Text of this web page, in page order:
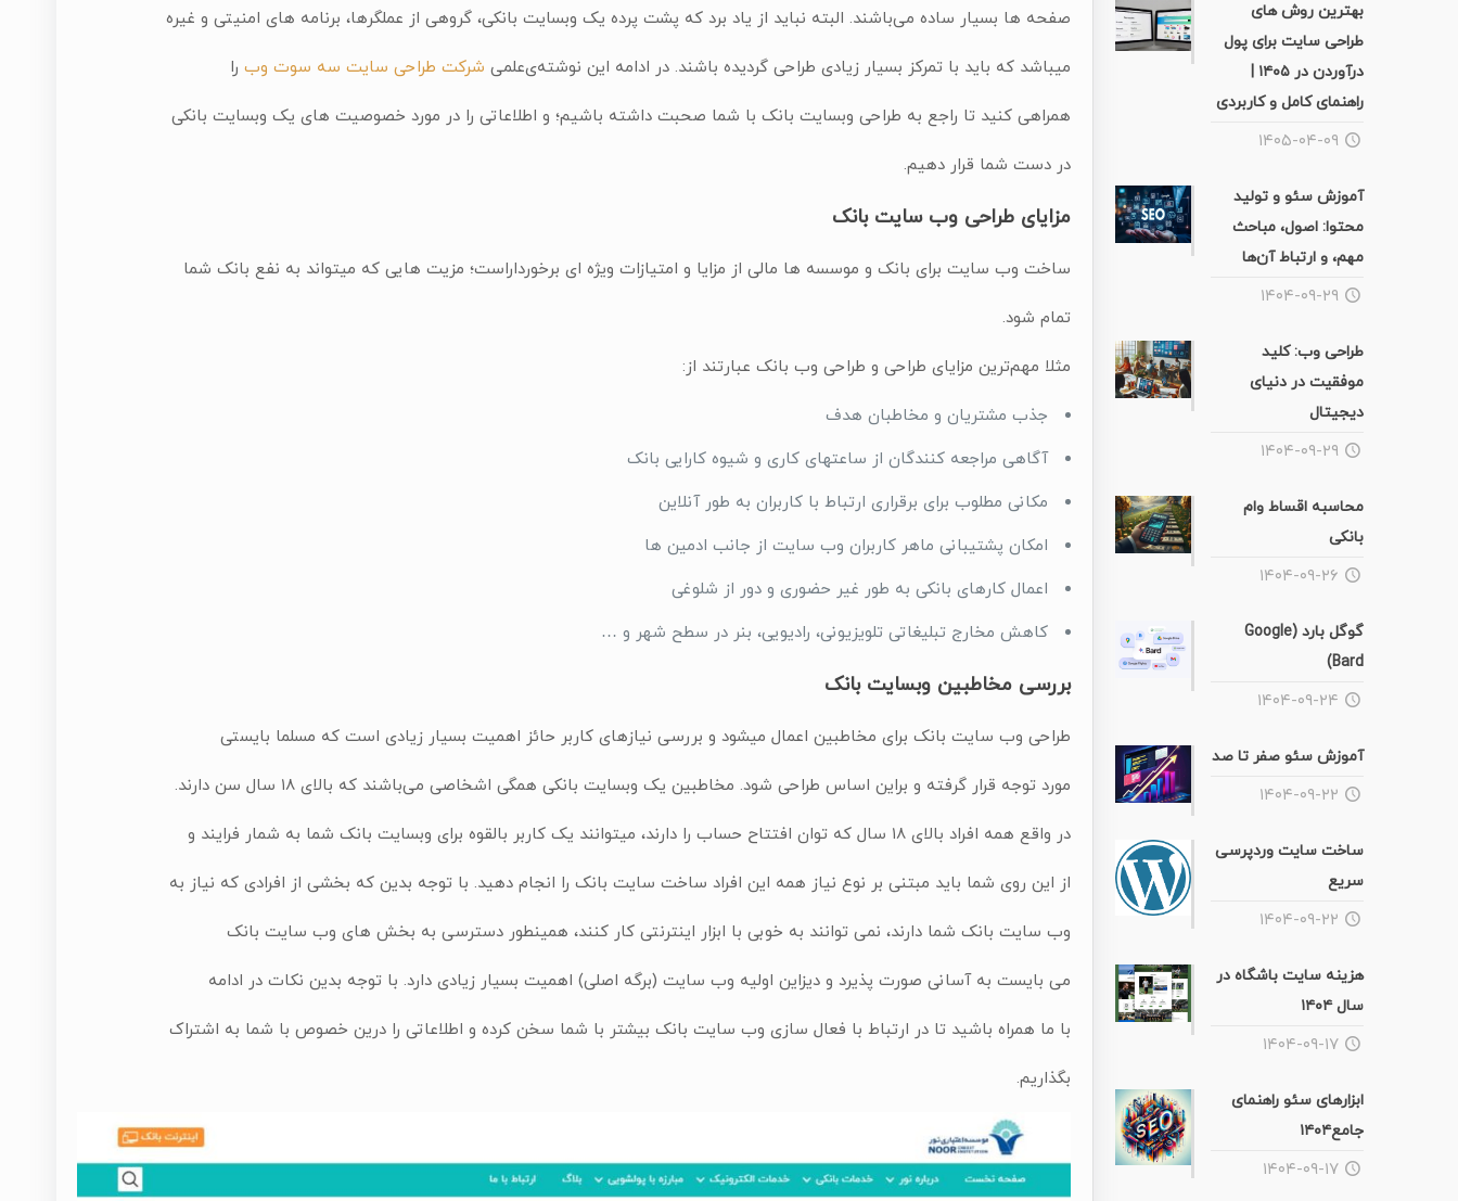
صفحه ها بسیار ساده می‌باشند. البته نباید از یاد برد که پشت پرده یک وبسایت بانکی، گروهی از عملگرها، برنامه های امنیتی و غیره
میباشد که باید با تمرکز بسیار زیادی طراحی گردیده باشند. در ادامه این نوشته‌ی‌علمی شرکت طراحی سایت سه سوت وبرا
همراهی کنید تا راجع به طراحی وبسایت بانک با شما صحبت داشته باشیم؛ و اطلاعاتی را در مورد خصوصیت های یک وبسایت بانکی
در دست شما قرار دهیم.
مزایای طراحی وب سایت بانک
ساخت وب سایت برای بانک و موسسه ها مالی از مزایا و امتیازات ویژه ای برخوردار‌است؛ مزیت هایی که میتواند به نفع بانک شما
تمام شود.
مثلا مهم‌ترین مزایای طراحی و طراحی وب بانک عبارتند از:
جذب مشتریان و مخاطبان هدف
آگاهی مراجعه کنندگان از ساعتهای کاری و شیوه کارایی بانک
مکانی مطلوب برای برقراری ارتباط با کاربران به طور آنلاین
امکان پشتیبانی ماهر کاربران وب سایت از جانب ادمین ها
اعمال کارهای بانکی به طور غیر حضوری و دور از شلوغی
کاهش مخارج تبلیغاتی تلویزیونی، رادیویی، بنر در سطح شهر و …
بررسی مخاطبین وبسایت بانک
طراحی وب سایت بانک برای مخاطبین اعمال میشود و بررسی نیازهای کاربر حائز اهمیت بسیار زیادی است که مسلما بایستی
مورد توجه قرار گرفته و براین اساس طراحی شود. مخاطبین یک وبسایت بانکی همگی اشخاصی می‌باشند که بالای ۱۸ سال سن دارند.
در واقع همه افراد بالای ۱۸ سال که توان افتتاح حساب را دارند، میتوانند یک کاربر بالقوه برای وبسایت بانک شما به شمار فرایند و
از این روی شما باید مبتنی بر نوع نیاز همه این افراد ساخت سایت بانک را انجام دهید. با توجه بدین که بخشی از افرادی که نیاز به
وب سایت بانک شما دارند، نمی توانند به خوبی با ابزار اینترنتی کار کنند، همینطور دسترسی به بخش های وب سایت بانک
می بایست به آسانی صورت پذیرد و دیزاین اولیه وب سایت (برگه اصلی) اهمیت بسیار زیادی دارد. با توجه بدین نکات در ادامه
با ما همراه باشید تا در ارتباط با فعال سازی وب سایت بانک بیشتر با شما سخن کرده و اطلاعاتی را درین خصوص با شما به اشتراک
بگذاریم.
بهترین روش های
طراحی سایت برای پول
درآوردن در ۱۴۰۵ |
راهنمای کامل و کاربردی
۱۴۰۵-۰۴-۰۹
آموزش سئو و تولید
محتوا: اصول، مباحث
مهم، و ارتباط آن‌ها
۱۴۰۴-۰۹-۲۹
طراحی وب: کلید
موفقیت در دنیای
دیجیتال
۱۴۰۴-۰۹-۲۹
محاسبه اقساط وام
بانکی
۱۴۰۴-۰۹-۲۶
گوگل بارد (Google
Bard)
۱۴۰۴-۰۹-۲۴
آموزش سئو صفر تا صد
۱۴۰۴-۰۹-۲۲
ساخت سایت وردپرسی
سریع
۱۴۰۴-۰۹-۲۲
هزینه سایت باشگاه در
سال ۱۴۰۴
۱۴۰۴-۰۹-۱۷
ابزارهای سئو راهنمای
جامع۱۴۰۴
۱۴۰۴-۰۹-۱۷